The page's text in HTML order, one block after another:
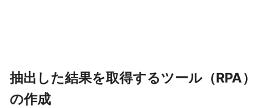
抽出した結果を取得するツール（RPA）
の作成